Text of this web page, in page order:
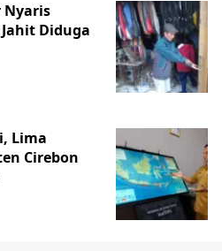
Nyaris
Diduga
Lima
Cirebon